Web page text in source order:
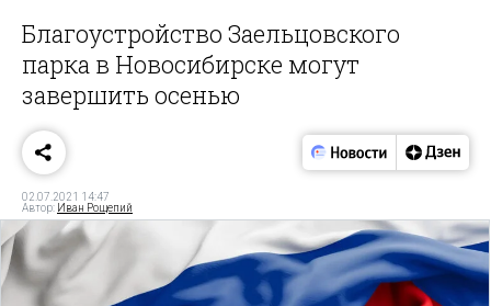
Благоустройство Заельцовского
парка в Новосибирске могут
завершить осенью
02.07.2021 14:47
Автор: Иван Рощепий